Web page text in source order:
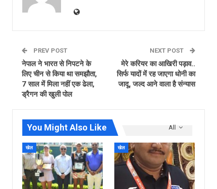
PREV POST
नेपाल ने भारत से निपटने के
लिए चीन से किया था समझौता,
7 साल में मिला नहीं एक ढेला,
ड्रैगन की खुली पोल
NEXT POST
मेरे करियर का आखिरी पड़ाव..
सिर्फ यादों में रह जाएगा धोनी का
जादू, जल्द आने वाला है संन्यास
All
You Might Also Like
खेल खेल